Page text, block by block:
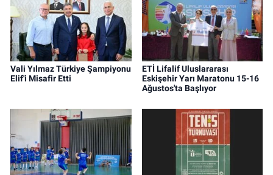
Vali Yılmaz Türkiye Şampiyonu
Elif'i Misafir Etti
ETİ Lifalif Uluslararası
Eskişehir Yarı Maratonu 15-16
Ağustos'ta Başlıyor